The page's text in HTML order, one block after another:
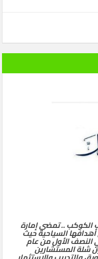
الكوكب .. تمضي إمارة
السياحية حيث
سائح في النصف الأول من عام
شلة المستشارين